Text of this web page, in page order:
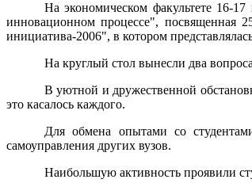
На экономическом факультете 16-
инновационном процессе", посвященная
инициатива-2006", в котором
На круглый стол вынесли два
В уютной и дружественной
это касалось каждого.
Для обмена опытами со
самоуправления других вузов.
Наибольшую активность проявили